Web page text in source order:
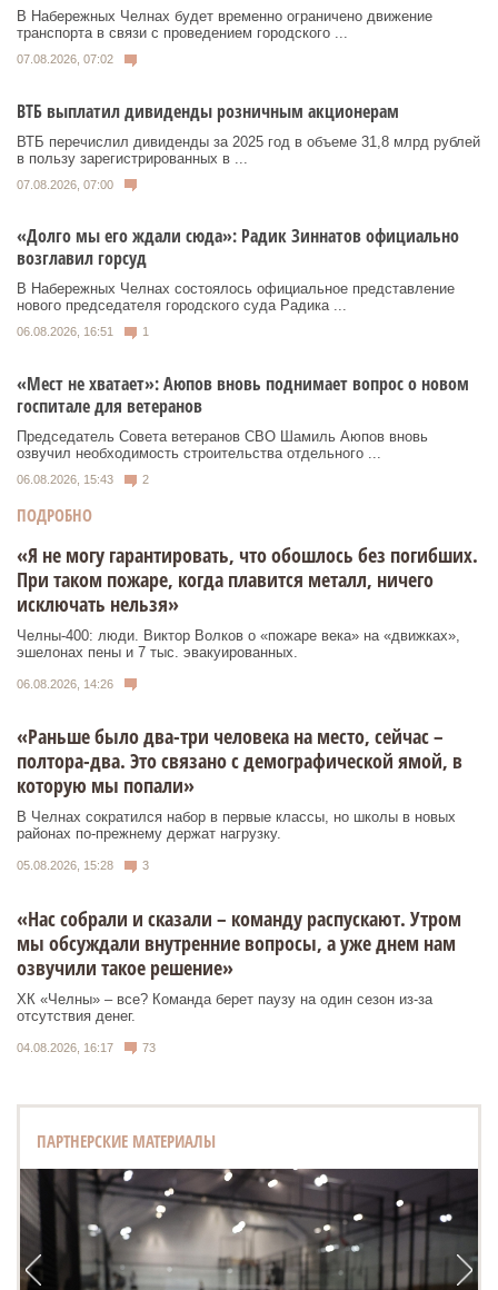
В Набережных Челнах будет временно ограничено движение
транспорта в связи с проведением городского ...
07.08.2026, 07:02
ВТБ выплатил дивиденды розничным акционерам
ВТБ перечислил дивиденды за 2025 год в объеме 31,8 млрд рублей
в пользу зарегистрированных в ...
07.08.2026, 07:00
«Долго мы его ждали сюда»: Радик Зиннатов официально
возглавил горсуд
В Набережных Челнах состоялось официальное представление
нового председателя городского суда Радика ...
06.08.2026, 16:51 1
«Мест не хватает»: Аюпов вновь поднимает вопрос о новом
госпитале для ветеранов
Председатель Совета ветеранов СВО Шамиль Аюпов вновь
озвучил необходимость строительства отдельного ...
06.08.2026, 15:43 2
ПОДРОБНО
«Я не могу гарантировать, что обошлось без погибших.
При таком пожаре, когда плавится металл, ничего
исключать нельзя»
Челны-400: люди. Виктор Волков о «пожаре века» на «движках»,
эшелонах пены и 7 тыс. эвакуированных.
06.08.2026, 14:26
«Раньше было два-три человека на место, сейчас –
полтора-два. Это связано с демографической ямой, в
которую мы попали»
В Челнах сократился набор в первые классы, но школы в новых
районах по-прежнему держат нагрузку.
05.08.2026, 15:28 3
«Нас собрали и сказали – команду распускают. Утром
мы обсуждали внутренние вопросы, а уже днем нам
озвучили такое решение»
ХК «Челны» – все? Команда берет паузу на один сезон из-за
отсутствия денег.
04.08.2026, 16:17 73
ПАРТНЕРСКИЕ МАТЕРИАЛЫ